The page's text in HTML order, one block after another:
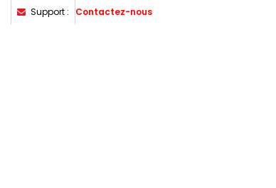
Support : Contactez-nous